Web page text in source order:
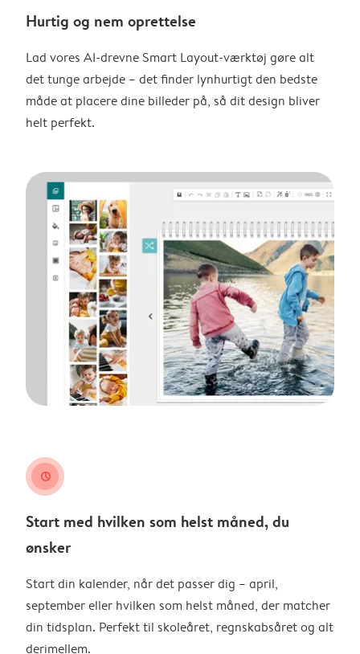
Hurtig og nem oprettelse
Lad vores AI-drevne Smart Layout-værktøj gøre alt
det tunge arbejde – det finder lynhurtigt den bedste
måde at placere dine billeder på, så dit design bliver
helt perfekt.
clock
Start med hvilken som helst måned, du
ønsker
Start din kalender, når det passer dig – april,
september eller hvilken som helst måned, der matcher
din tidsplan. Perfekt til skoleåret, regnskabsåret og alt
derimellem.